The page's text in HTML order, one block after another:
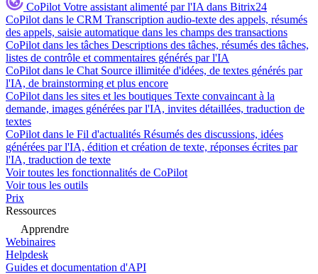
CoPilot Votre assistant alimenté par l'IA dans Bitrix24
CoPilot dans le CRM Transcription audio-texte des appels, résumés
des appels, saisie automatique dans les champs des transactions
CoPilot dans les tâches Descriptions des tâches, résumés des tâches,
listes de contrôle et commentaires générés par l'IA
CoPilot dans le Chat Source illimitée d'idées, de textes générés par
l'IA, de brainstorming et plus encore
CoPilot dans les sites et les boutiques Texte convaincant à la
demande, images générées par l'IA, invites détaillées, traduction de
textes
CoPilot dans le Fil d'actualités Résumés des discussions, idées
générées par l'IA, édition et création de texte, réponses écrites par
l'IA, traduction de texte
Voir toutes les fonctionnalités de CoPilot
Voir tous les outils
Prix
Ressources
Apprendre
Webinaires
Helpdesk
Guides et documentation d'API